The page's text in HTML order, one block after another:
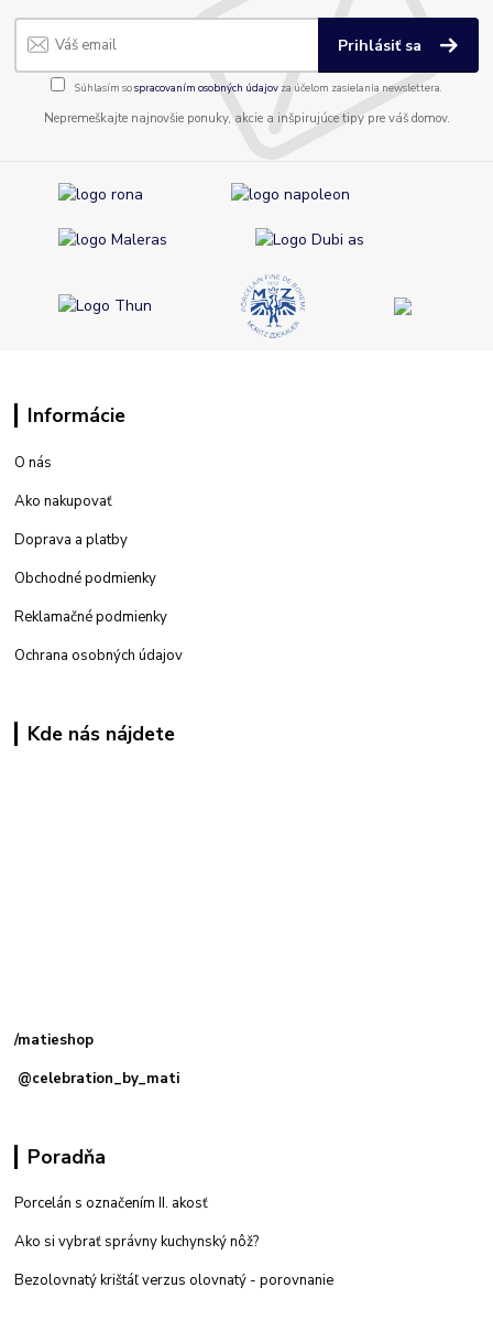
Prihlásiť sa
Súhlasím sospracovaním osobných údajov za účelom zasielania newslettera.
Nepremeškajte najnovšie ponuky, akcie a inšpirujúce tipy pre váš domov.
Informácie
O nás
Ako nakupovať
Doprava a platby
Obchodné podmienky
Reklamačné podmienky
Ochrana osobných údajov
Kde nás nájdete
/matieshop
@celebration_by_mati
Poradňa
Porcelán s označením II. akosť
Ako si vybrať správny kuchynský nôž?
Bezolovnatý krištáľ verzus olovnatý - porovnanie